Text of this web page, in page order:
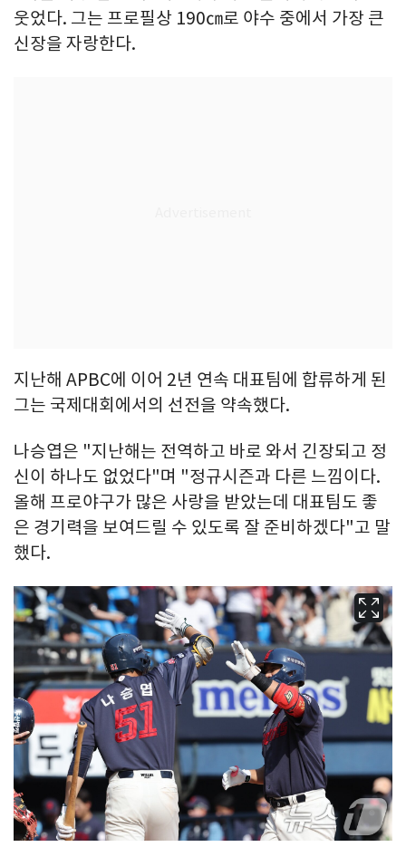
웃었다. 그는 프로필상 190㎝로 야수 중에서 가장 큰
신장을 자랑한다.
지난해 APBC에 이어 2년 연속 대표팀에 합류하게 된
그는 국제대회에서의 선전을 약속했다.
나승엽은 "지난해는 전역하고 바로 와서 긴장되고 정
신이 하나도 없었다"며 "정규시즌과 다른 느낌이다.
올해 프로야구가 많은 사랑을 받았는데 대표팀도 좋
은 경기력을 보여드릴 수 있도록 잘 준비하겠다"고 말
했다.